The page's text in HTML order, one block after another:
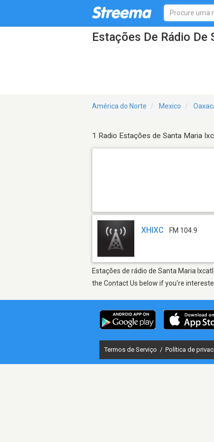
Estações De Rádio De
América do Norte Mexico
1 Radio Estações de Santa Maria
XHIXC FM 104.9
Estações de rádio de Santa Maria
the Contact Us below if you're
Termos de Serviço / Política de